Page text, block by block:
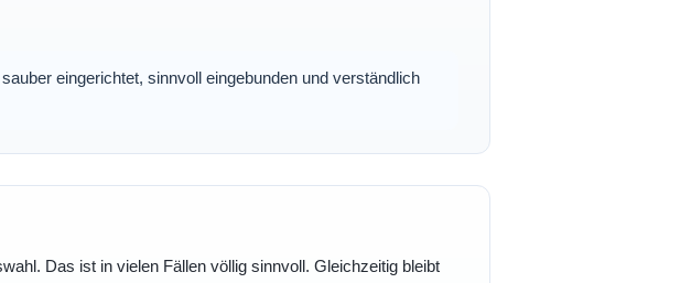
eingerichtet, sinnvoll eingebunden und verständlich
Das ist in vielen Fällen völlig sinnvoll. Gleichzeitig bleibt